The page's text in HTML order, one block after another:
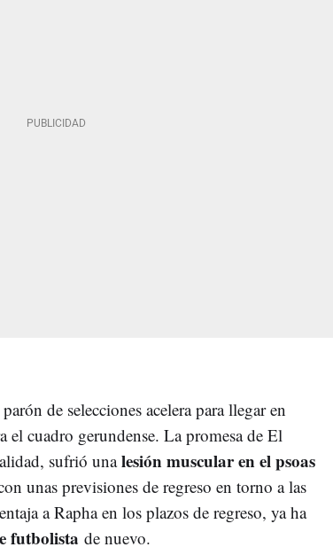
de selecciones acelera para llegar en
el cuadro gerundense. La promesa de El
sufrió unalesión muscular en el psoas
unas previsiones de regreso en torno a las
a Rapha en los plazos de regreso, ya ha
futbolista de nuevo.